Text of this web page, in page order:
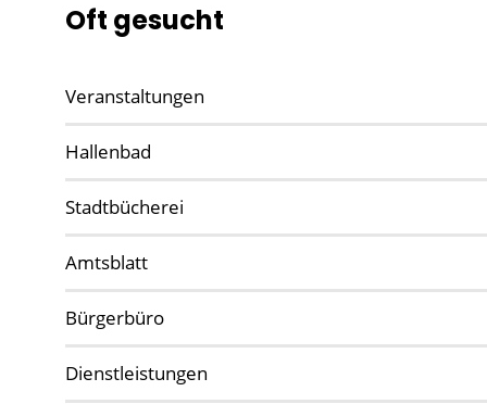
Oft gesucht
Veranstaltungen
Hallenbad
Stadtbücherei
Amtsblatt
Bürgerbüro
Dienstleistungen